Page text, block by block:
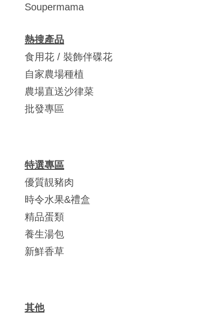
Soupermama
熱搜產品
食用花 / 裝飾伴碟花
自家農場種植
農場直送沙律菜
批發專區
特選專區
優質靚豬肉
時令水果&禮盒
精品蛋類
養生湯包
新鮮香草
其他